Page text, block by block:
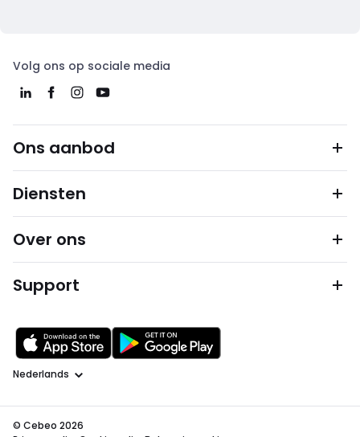
Volg ons op sociale media
Ons aanbod
Diensten
Over ons
Support
Taal
© Cebeo 2026